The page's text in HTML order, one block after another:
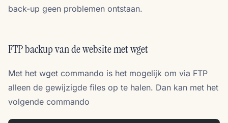
back-up geen problemen ontstaan.
FTP backup van de website met wget
Met het wget commando is het mogelijk om via FTP
alleen de gewijzigde files op te halen. Dan kan met het
volgende commando